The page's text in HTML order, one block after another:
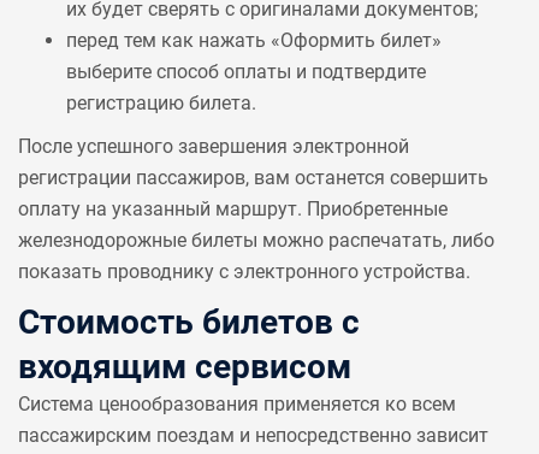
их будет сверять с оригиналами документов;
перед тем как нажать «Оформить билет»
выберите способ оплаты и подтвердите
регистрацию билета.
После успешного завершения электронной
регистрации пассажиров, вам останется совершить
оплату на указанный маршрут. Приобретенные
железнодорожные билеты можно распечатать, либо
показать проводнику с электронного устройства.
Стоимость билетов с
входящим сервисом
Система ценообразования применяется ко всем
пассажирским поездам и непосредственно зависит